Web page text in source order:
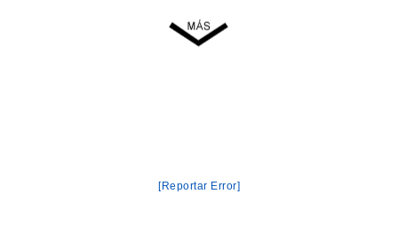
[Reportar Error]